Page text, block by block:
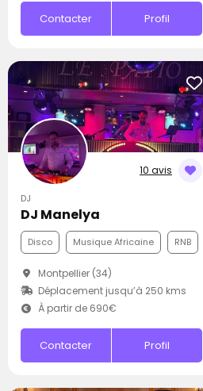
Contacter Profil
Funk
10 avis
DJ
DJ Manelya
Disco Musique Africaine RNB
Montpellier (34)
Déplacement jusqu’à 250 kms
À partir de 690€
Contacter Profil